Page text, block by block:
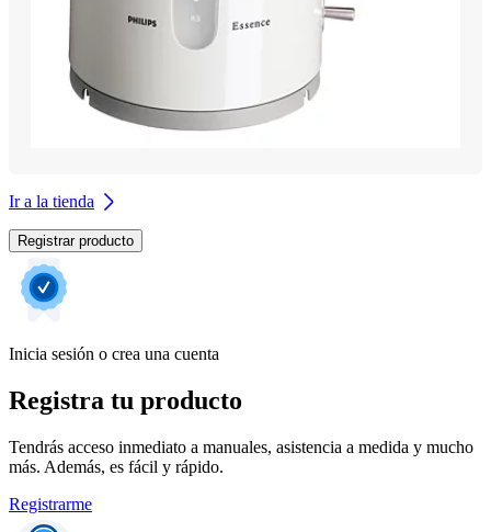
Ir a la tienda
Registrar producto
Inicia sesión o crea una cuenta
Registra tu producto
Tendrás acceso inmediato a manuales, asistencia a medida y mucho
más. Además, es fácil y rápido.
Registrarme